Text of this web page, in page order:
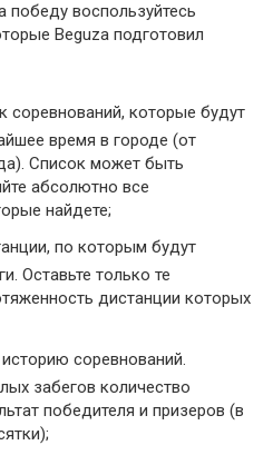
воспользуйтесь
Beguza подготовил
соревнований, которые будут
время в городе (от
Список может быть
абсолютно все
найдете;
по которым будут
Оставьте только те
дистанции которых
соревнований.
забегов количество
победителя и призеров (в